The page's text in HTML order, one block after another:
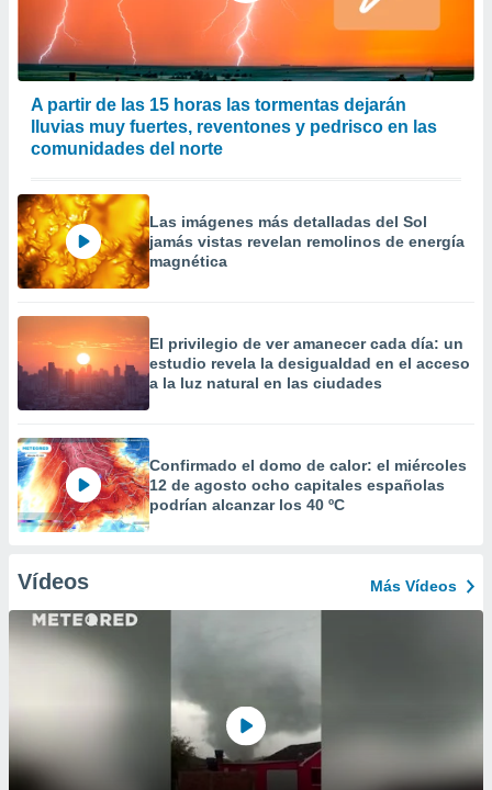
A partir de las 15 horas las tormentas dejarán
lluvias muy fuertes, reventones y pedrisco en las
comunidades del norte
Las imágenes más detalladas del Sol
jamás vistas revelan remolinos de energía
magnética
El privilegio de ver amanecer cada día: un
estudio revela la desigualdad en el acceso
a la luz natural en las ciudades
Confirmado el domo de calor: el miércoles
12 de agosto ocho capitales españolas
podrían alcanzar los 40 ºC
Vídeos Más Vídeos